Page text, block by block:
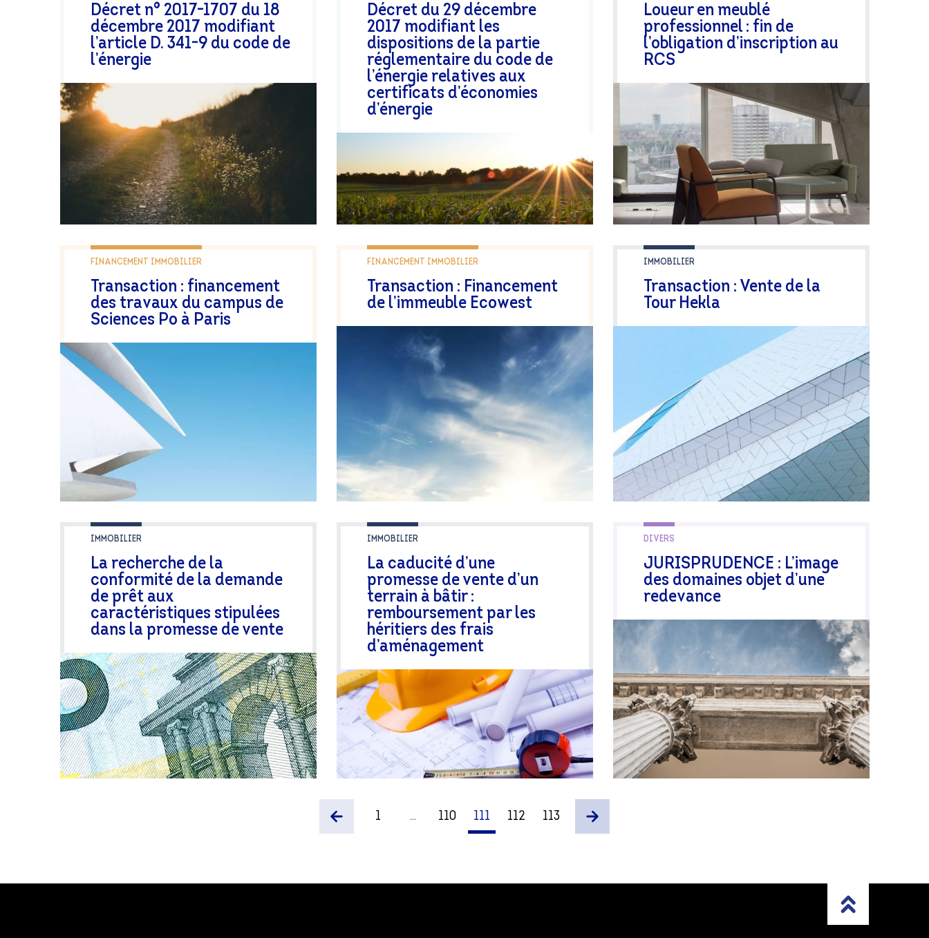
Décret n° 2017-1707 du 18
décembre 2017 modifiant
l’article D. 341-9 du code de
l’énergie
Décret du 29 décembre
2017 modifiant les
dispositions de la partie
réglementaire du code de
l’énergie relatives aux
certificats d’économies
d’énergie
Loueur en meublé
professionnel : fin de
l’obligation d’inscription au
RCS
FINANCEMENT IMMOBILIER
Transaction : financement
des travaux du campus de
Sciences Po à Paris
FINANCEMENT IMMOBILIER
Transaction : Financement
de l’immeuble Ecowest
IMMOBILIER
Transaction : Vente de la
Tour Hekla
IMMOBILIER
La recherche de la
conformité de la demande
de prêt aux
caractéristiques stipulées
dans la promesse de vente
IMMOBILIER
La caducité d’une
promesse de vente d’un
terrain à bâtir :
remboursement par les
héritiers des frais
d’aménagement
DIVERS
JURISPRUDENCE : L’image
des domaines objet d’une
redevance
1 ... 110 111 112 113